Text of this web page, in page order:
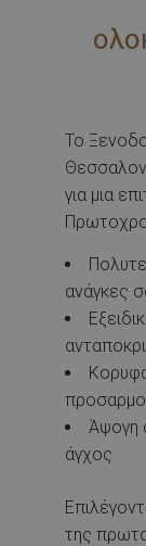
Το
για μια
ανάγκες
Άψογη
άγχος
της